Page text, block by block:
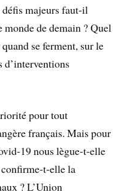
défis majeurs faut-il
de demain ? Quel
se ferment, sur le
d’interventions
pour tout
français. Mais pour
19 nous lègue-t-elle
t-elle la
? L’Union